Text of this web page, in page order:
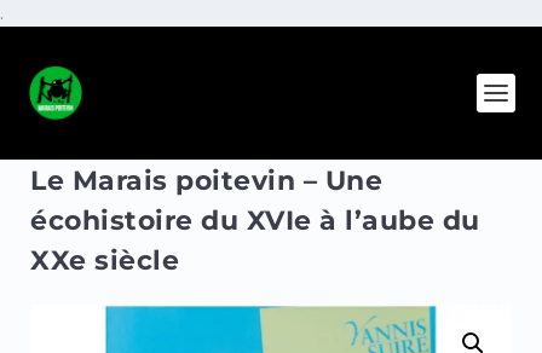
.
Le Marais poitevin – Une
écohistoire du XVIe à l’aube du
XXe siècle